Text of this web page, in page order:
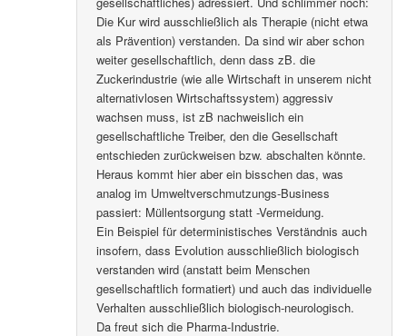
Die Kur wird ausschließlich als Therapie (nicht etwa
als Prävention) verstanden. Da sind wir aber schon
weiter gesellschaftlich, denn dass zB. die
Zuckerindustrie (wie alle Wirtschaft in unserem nicht
alternativlosen Wirtschaftssystem) aggressiv
wachsen muss, ist zB nachweislich ein
gesellschaftliche Treiber, den die Gesellschaft
entschieden zurückweisen bzw. abschalten könnte.
Heraus kommt hier aber ein bisschen das, was
analog im Umweltverschmutzungs-Business
passiert: Müllentsorgung statt -Vermeidung.
Ein Beispiel für deterministisches Verständnis auch
insofern, dass Evolution ausschließlich biologisch
verstanden wird (anstatt beim Menschen
gesellschaftlich formatiert) und auch das individuelle
Verhalten ausschließlich biologisch-neurologisch.
Da freut sich die Pharma-Industrie.